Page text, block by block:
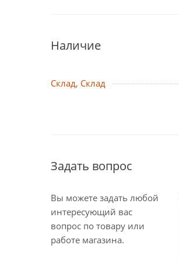
Наличие
Склад, Склад
Задать вопрос
Вы можете задать любой
интересующий вас
вопрос по товару или
работе магазина.